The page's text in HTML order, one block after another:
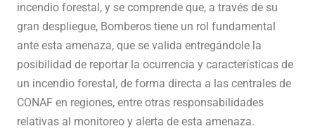
incendio forestal, y se comprende que, a través de su
gran despliegue, Bomberos tiene un rol fundamental
ante esta amenaza, que se valida entregándole la
posibilidad de reportar la ocurrencia y características de
un incendio forestal, de forma directa a las centrales de
CONAF en regiones, entre otras responsabilidades
relativas al monitoreo y alerta de esta amenaza.